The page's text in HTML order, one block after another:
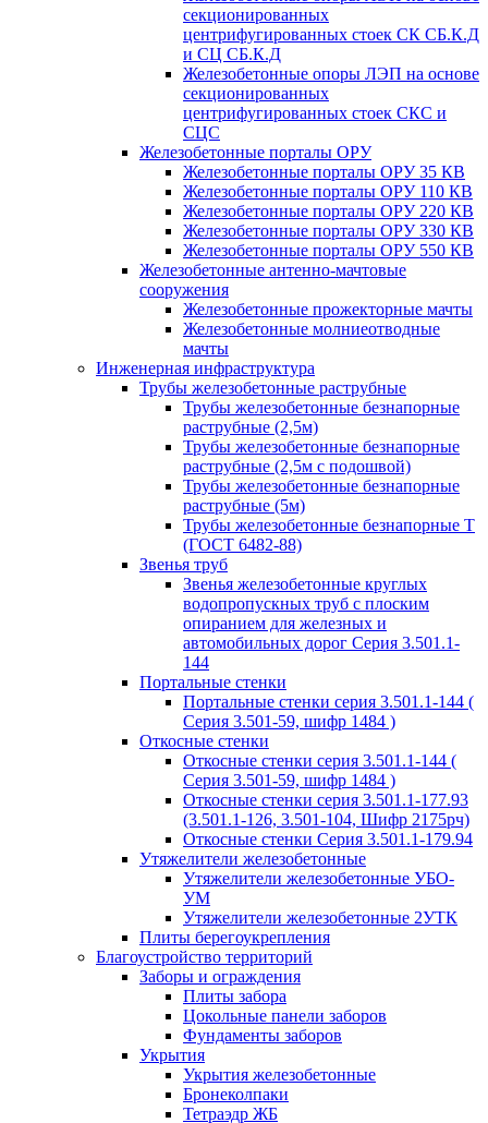
секционированных
центрифугированных стоек СК СБ.К.Д
и СЦ СБ.К.Д
Железобетонные опоры ЛЭП на основе
секционированных
центрифугированных стоек СКС и
СЦС
Железобетонные порталы ОРУ
Железобетонные порталы ОРУ 35 КВ
Железобетонные порталы ОРУ 110 КВ
Железобетонные порталы ОРУ 220 КВ
Железобетонные порталы ОРУ 330 КВ
Железобетонные порталы ОРУ 550 КВ
Железобетонные антенно-мачтовые
сооружения
Железобетонные прожекторные мачты
Железобетонные молниеотводные
мачты
Инженерная инфраструктура
Трубы железобетонные раструбные
Трубы железобетонные безнапорные
раструбные (2,5м)
Трубы железобетонные безнапорные
раструбные (2,5м с подошвой)
Трубы железобетонные безнапорные
раструбные (5м)
Трубы железобетонные безнапорные Т
(ГОСТ 6482-88)
Звенья труб
Звенья железобетонные круглых
водопропускных труб с плоским
опиранием для железных и
автомобильных дорог Серия 3.501.1-
144
Портальные стенки
Портальные стенки серия 3.501.1-144 (
Серия 3.501-59, шифр 1484 )
Откосные стенки
Откосные стенки серия 3.501.1-144 (
Серия 3.501-59, шифр 1484 )
Откосные стенки серия 3.501.1-177.93
(3.501.1-126, 3.501-104, Шифр 2175рч)
Откосные стенки Серия 3.501.1-179.94
Утяжелители железобетонные
Утяжелители железобетонные УБО-
УМ
Утяжелители железобетонные 2УТК
Плиты берегоукрепления
Благоустройство территорий
Заборы и ограждения
Плиты забора
Цокольные панели заборов
Фундаменты заборов
Укрытия
Укрытия железобетонные
Бронеколпаки
Тетраэдр ЖБ